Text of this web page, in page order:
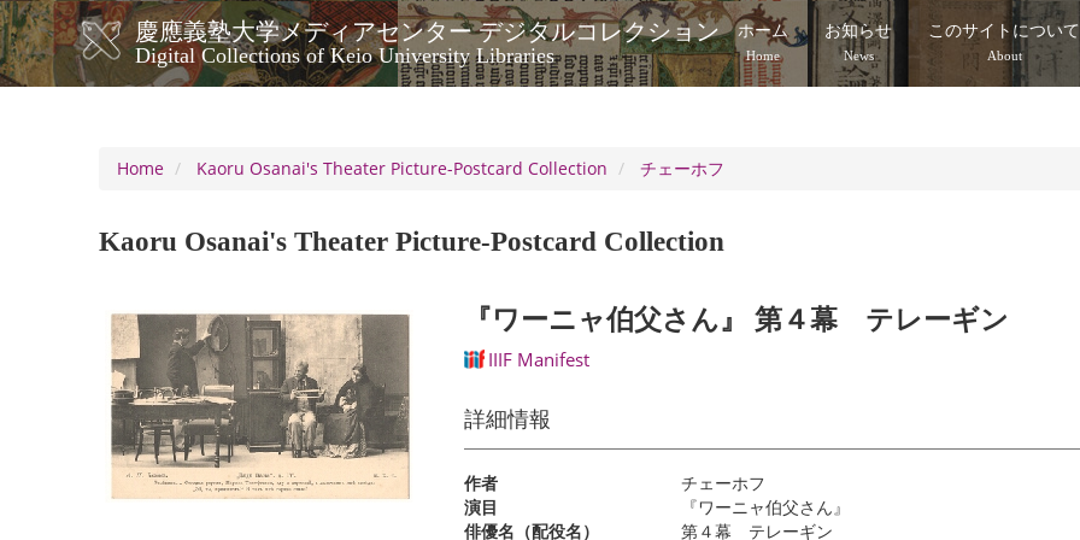
Skip
to
main
content
慶應義塾大学メディアセンター デジタルコレクション
Digital Collections of Keio University Libraries
メ
イ
ビ
シ
ン
ホーム
Home
お知らせ
News
このサイトについて
About
Home Kaoru Osanai's Theater Picture-Postcard Collection チェーホフ
Kaoru Osanai's Theater Picture-Postcard Collection
『ワーニャ伯父さん』 第４幕 テレーギン
IIIF Manifest
詳細情報
作者
チェーホフ
演目
『ワーニャ伯父さん』
俳優名（配役名）
第４幕 テレーギン